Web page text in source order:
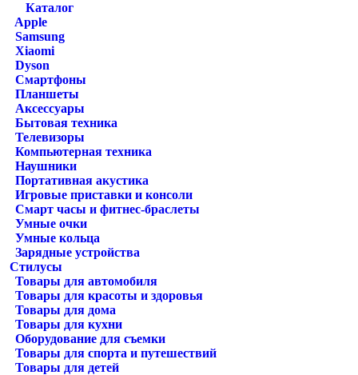
Каталог
Apple
Samsung
Xiaomi
Dyson
Смартфоны
Планшеты
Аксессуары
Бытовая техника
Телевизоры
Компьютерная техника
Наушники
Портативная акустика
Игровые приставки и консоли
Смарт часы и фитнес-браслеты
Умные очки
Умные кольца
Зарядные устройства
Стилусы
Товары для автомобиля
Товары для красоты и здоровья
Товары для дома
Товары для кухни
Оборудование для съемки
Товары для спорта и путешествий
Товары для детей